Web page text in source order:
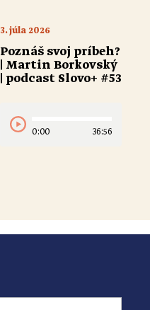
3. júla 2026
Poznáš svoj príbeh?
| Martin Borkovský
| podcast Slovo+ #53
0:00 36:56